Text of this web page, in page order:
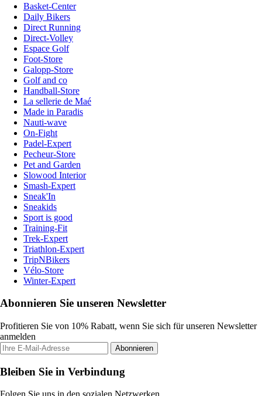
Basket-Center
Daily Bikers
Direct Running
Direct-Volley
Espace Golf
Foot-Store
Galopp-Store
Golf and co
Handball-Store
La sellerie de Maé
Made in Paradis
Nauti-wave
On-Fight
Padel-Expert
Pecheur-Store
Pet and Garden
Slowood Interior
Smash-Expert
Sneak'In
Sneakids
Sport is good
Training-Fit
Trek-Expert
Triathlon-Expert
TripNBikers
Vélo-Store
Winter-Expert
Abonnieren Sie unseren Newsletter
Profitieren Sie von 10% Rabatt, wenn Sie sich für unseren Newsletter
anmelden
Abonnieren
Bleiben Sie in Verbindung